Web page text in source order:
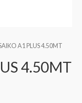
A1 PLUS 4.50MT
4.50MT